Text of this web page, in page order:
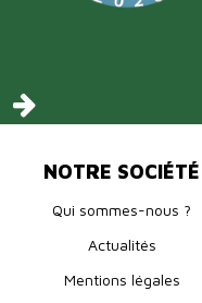
NOTRE SOCIÉTÉ
Qui sommes-nous ?
Actualités
Mentions légales